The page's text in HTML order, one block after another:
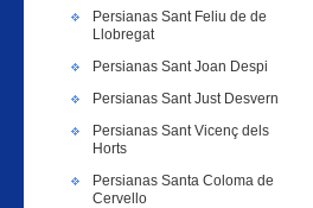
Persianas Sant Feliu de de
Llobregat
Persianas Sant Joan Despi
Persianas Sant Just Desvern
Persianas Sant Vicenç dels
Horts
Persianas Santa Coloma de
Cervello